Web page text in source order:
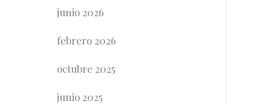
junio 2026
febrero 2026
octubre 2025
junio 2025